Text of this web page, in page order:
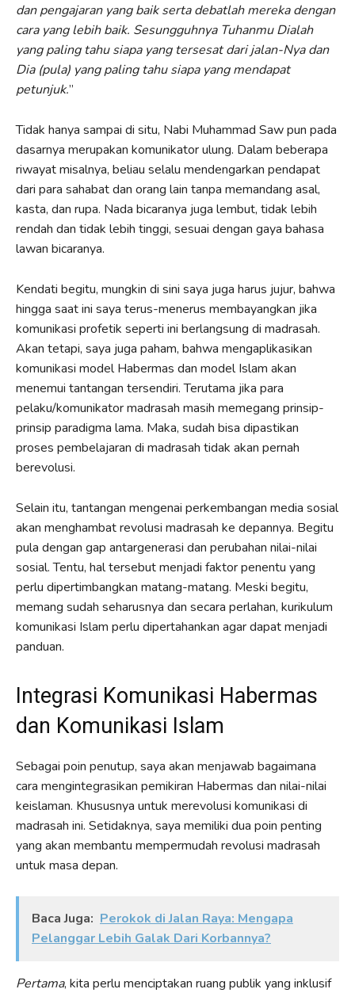
dan pengajaran yang baik serta debatlah mereka dengan
cara yang lebih baik. Sesungguhnya Tuhanmu Dialah
yang paling tahu siapa yang tersesat dari jalan-Nya dan
Dia (pula) yang paling tahu siapa yang mendapat
petunjuk.”
Tidak hanya sampai di situ, Nabi Muhammad Saw pun pada
dasarnya merupakan komunikator ulung. Dalam beberapa
riwayat misalnya, beliau selalu mendengarkan pendapat
dari para sahabat dan orang lain tanpa memandang asal,
kasta, dan rupa. Nada bicaranya juga lembut, tidak lebih
rendah dan tidak lebih tinggi, sesuai dengan gaya bahasa
lawan bicaranya.
Kendati begitu, mungkin di sini saya juga harus jujur, bahwa
hingga saat ini saya terus-menerus membayangkan jika
komunikasi profetik seperti ini berlangsung di madrasah.
Akan tetapi, saya juga paham, bahwa mengaplikasikan
komunikasi model Habermas dan model Islam akan
menemui tantangan tersendiri. Terutama jika para
pelaku/komunikator madrasah masih memegang prinsip-
prinsip paradigma lama. Maka, sudah bisa dipastikan
proses pembelajaran di madrasah tidak akan pernah
berevolusi.
Selain itu, tantangan mengenai perkembangan media sosial
akan menghambat revolusi madrasah ke depannya. Begitu
pula dengan gap antargenerasi dan perubahan nilai-nilai
sosial. Tentu, hal tersebut menjadi faktor penentu yang
perlu dipertimbangkan matang-matang. Meski begitu,
memang sudah seharusnya dan secara perlahan, kurikulum
komunikasi Islam perlu dipertahankan agar dapat menjadi
panduan.
Integrasi Komunikasi Habermas
dan Komunikasi Islam
Sebagai poin penutup, saya akan menjawab bagaimana
cara mengintegrasikan pemikiran Habermas dan nilai-nilai
keislaman. Khususnya untuk merevolusi komunikasi di
madrasah ini. Setidaknya, saya memiliki dua poin penting
yang akan membantu mempermudah revolusi madrasah
untuk masa depan.
Baca Juga: Perokok di Jalan Raya: Mengapa
Pelanggar Lebih Galak Dari Korbannya?
Pertama, kita perlu menciptakan ruang publik yang inklusif